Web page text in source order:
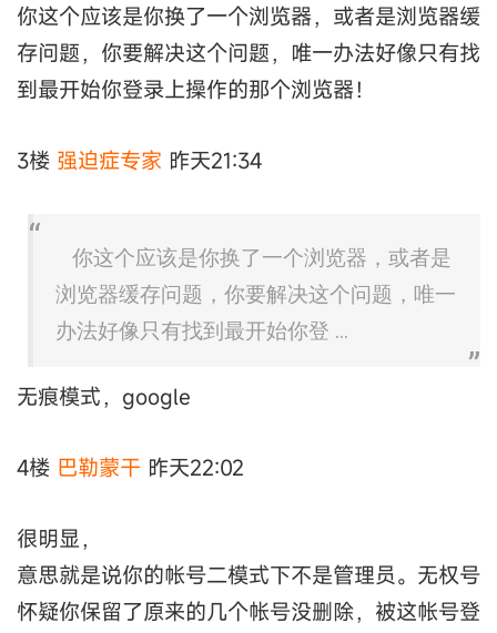
你这个应该是你换了一个浏览器，或者是浏览器缓
存问题，你要解决这个问题，唯一办法好像只有找
到最开始你登录上操作的那个浏览器！
3楼 强迫症专家 昨天21:34
你这个应该是你换了一个浏览器，或者是
浏览器缓存问题，你要解决这个问题，唯一
办法好像只有找到最开始你登 ...
无痕模式，google
4楼 巴勒蒙干 昨天22:02
很明显，
意思就是说你的帐号二模式下不是管理员。无权号
怀疑你保留了原来的几个帐号没删除，被这帐号登